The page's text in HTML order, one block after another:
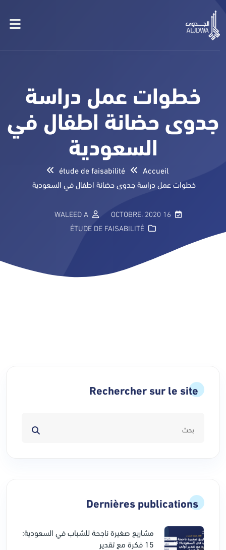
خطوات عمل دراسة
جدوى حضانة اطفال في
السعودية
Accueil
étude de faisabilité
خطوات عمل دراسة جدوى حضانة اطفال في السعودية
16 OCTOBRE، 2020
WALEED A
ÉTUDE DE FAISABILITÉ
Rechercher sur le site
Dernières publications
مشاريع صغيرة ناجحة للشباب في السعودية:
15 فكرة مع تقدير